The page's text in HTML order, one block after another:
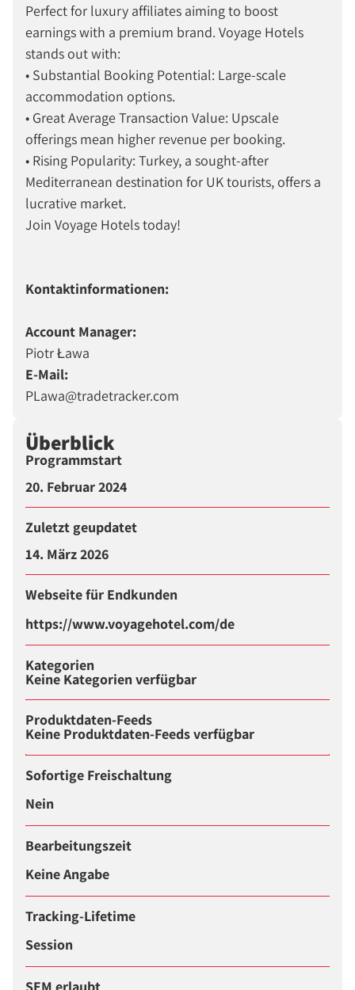
Perfect for luxury affiliates aiming to boost
earnings with a premium brand. Voyage Hotels
stands out with:
• Substantial Booking Potential: Large-scale
accommodation options.
• Great Average Transaction Value: Upscale
offerings mean higher revenue per booking.
• Rising Popularity: Turkey, a sought-after
Mediterranean destination for UK tourists, offers a
lucrative market.
Join Voyage Hotels today!
Kontaktinformationen:
Account Manager:
Piotr Ława
E-Mail:
PLawa@tradetracker.com
Überblick
Programmstart
20. Februar 2024
Zuletzt geupdatet
14. März 2026
Webseite für Endkunden
https://www.voyagehotel.com/de
Kategorien
Keine Kategorien verfügbar
Produktdaten-Feeds
Keine Produktdaten-Feeds verfügbar
Sofortige Freischaltung
Nein
Bearbeitungszeit
Keine Angabe
Tracking-Lifetime
Session
SEM erlaubt